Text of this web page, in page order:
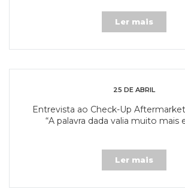
Ler mais
25 DE ABRIL
Entrevista ao Check-Up
“A palavra dada valia muito mais
Ler mais